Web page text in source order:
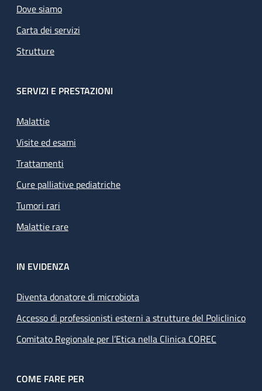
Dove siamo
Carta dei servizi
Strutture
SERVIZI E PRESTAZIONI
Malattie
Visite ed esami
Trattamenti
Cure palliative pediatriche
Tumori rari
Malattie rare
IN EVIDENZA
Diventa donatore di microbiota
Accesso di professionisti esterni a strutture del Policlinico
Comitato Regionale per l’Etica nella Clinica COREC
COME FARE PER